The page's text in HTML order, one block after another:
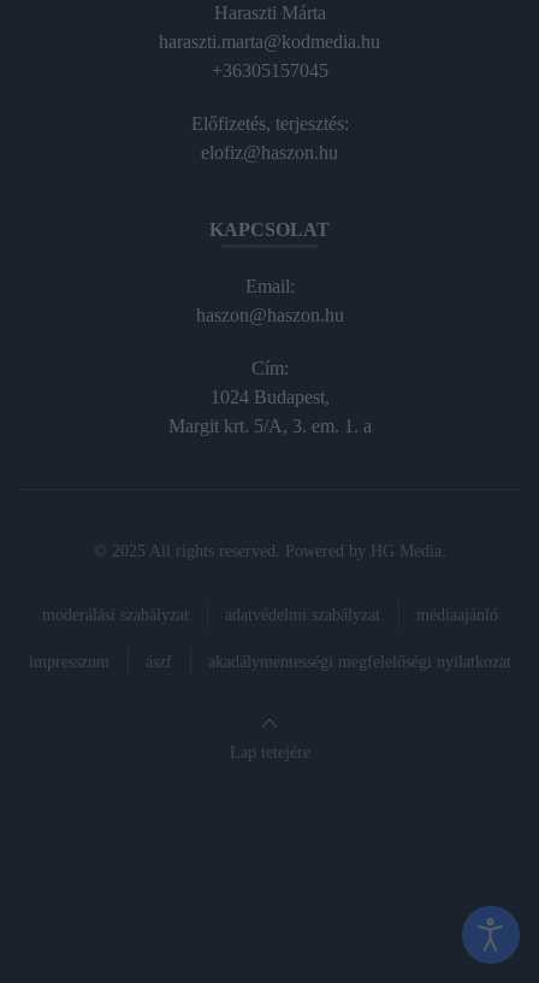
Haraszti Márta
haraszti.marta@kodmedia.hu
+36305157045
Előfizetés, terjesztés:
elofiz@haszon.hu
KAPCSOLAT
Email:
haszon@haszon.hu
Cím:
1024 Budapest,
Margit krt. 5/A, 3. em. 1. a
© 2025 All rights reserved. Powered by HG Media
moderálási szabályzat adatvédelmi szabályzat médiaajánló
impresszum ászf akadálymentességi megfelelőségi nyilatkozat
Lap tetejére